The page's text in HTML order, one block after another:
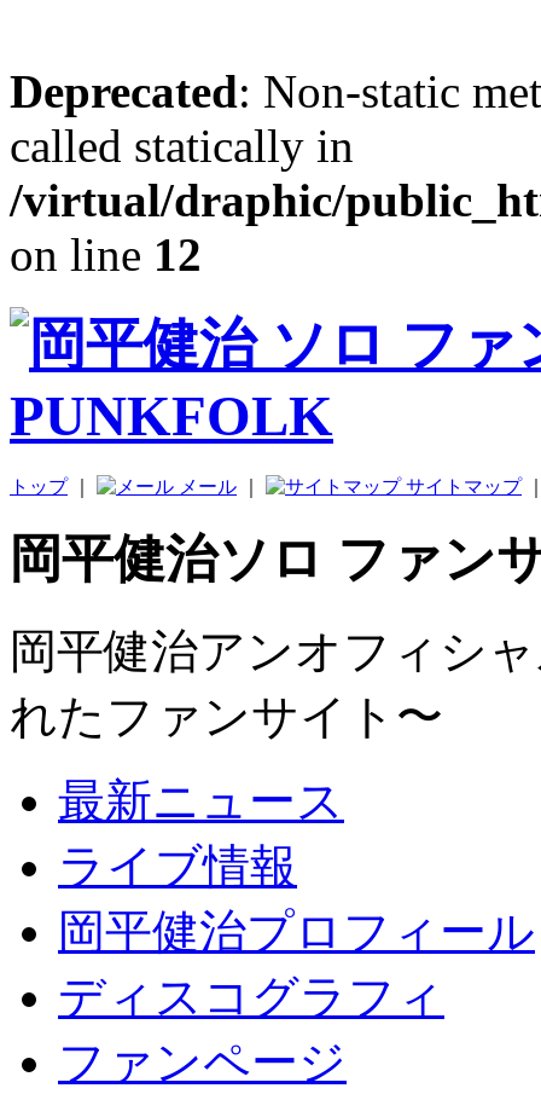
Deprecated: Non-static
called statically in
/virtual/draphic/
on line 12
トップ｜ メール サイトマップ
岡平健治ソロ ファン
岡平健治アンオフィシ
れたファンサイト〜
最新ニュース
ライブ情報
岡平健治プロフィール
ディスコグラフィ
ファンページ